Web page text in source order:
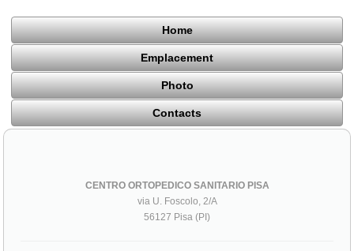
Home
Emplacement
Photo
Contacts
CENTRO ORTOPEDICO SANITARIO PISA
via U. Foscolo, 2/A
56127 Pisa (PI)